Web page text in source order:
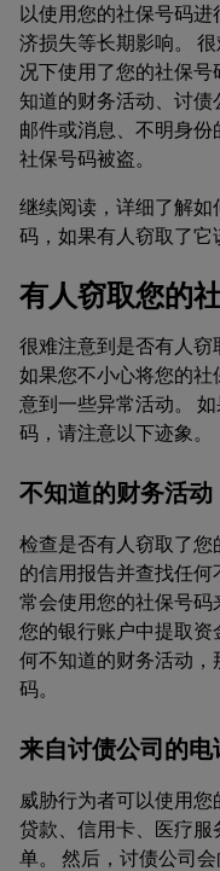
以使用您的社保号码进
济损失等长期影响。
况下使用了您的社保
知道的财务活动、讨
邮件或消息、不明身
社保号码被盗。
继续阅读，详细了解
码，如果有人窃取了它
有人窃取您的
很难注意到是否有人窃
如果您不小心将您的社
意到一些异常活动。
码，请注意以下迹象。
不知道的财务活动
检查是否有人窃取了
的信用报告并查找任
常会使用您的社保号
您的银行账户中提取
何不知道的财务活动
码。
来自讨债公司的电
威胁行为者可以使用
贷款、信用卡、医疗
单。 然后，讨债公司